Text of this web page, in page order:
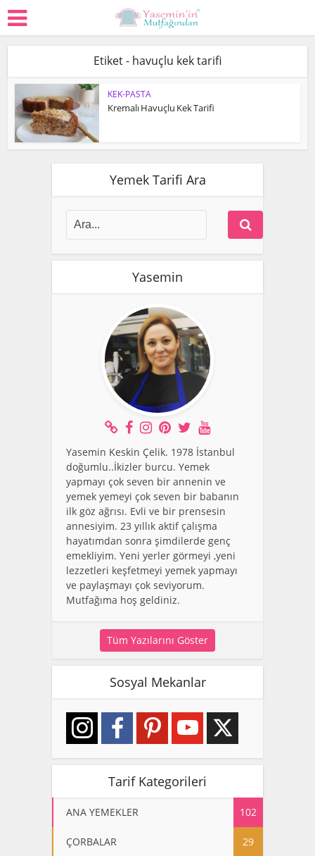
Etiket - havuçlu kek tarifi
KEK-PASTA
Kremalı Havuçlu Kek Tarifi
Yemek Tarifi Ara
Yasemin
Yasemin Keskin Çelik. 1978 İstanbul
doğumlu..İkizler burcu. Yemek
yapmayı çok seven bir annenin ve
yemek yemeyi çok seven bir babanın
ilk göz ağrısı. Evli ve bir prensesin
annesiyim. 23 yıllık aktif çalışma
hayatımdan sonra şimdilerde genç
emekliyim. Yeni yerler görmeyi ,yeni
lezzetleri keşfetmeyi yemek yapmayı
ve paylaşmayı çok seviyorum.
Mutfağıma hoş geldiniz.
Tüm Yazılarını Göster
Sosyal Mekanlar
Tarif Kategorileri
ANA YEMEKLER 102
ÇORBALAR 29